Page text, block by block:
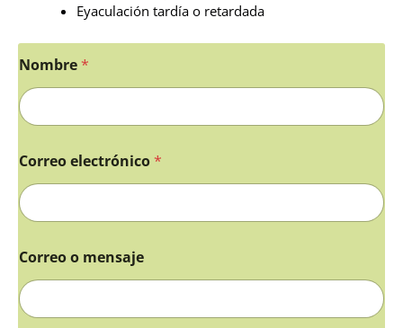
Eyaculación tardía o retardada
Nombre *
Correo electrónico *
Correo o mensaje